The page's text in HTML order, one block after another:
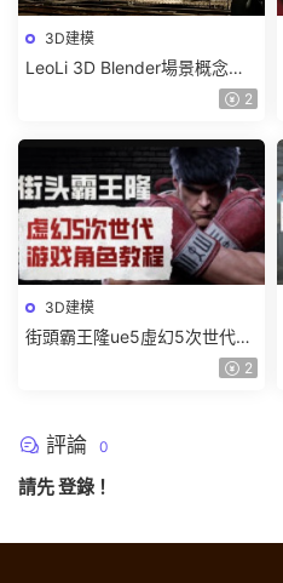
3D建模
LeoLi 3D Blender場景概念設
計班第6期2023年【畫質高清2
3D建模
街頭霸王隆ue5虛幻5次世代遊
戲角色制作全流程2024【畫質
2
評論 0
請先登錄 ！